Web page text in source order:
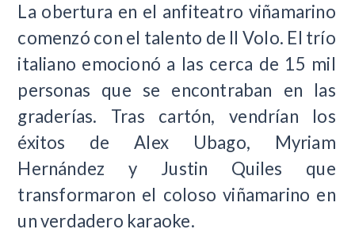
La obertura en el anfiteatro viñamarino
comenzó con el talento de Il Volo. El trío
italiano emocionó a las cerca de 15 mil
personas que se encontraban en las
graderías. Tras cartón, vendrían los
éxitos de Alex Ubago, Myriam
Hernández y Justin Quiles que
transformaron el coloso viñamarino en
un verdadero karaoke.